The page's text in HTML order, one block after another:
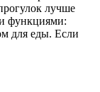
лучше
функциями:
для еды. Если